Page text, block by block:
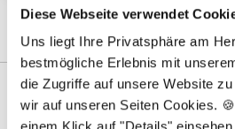
Diese Webseite verwendet
Uns liegt Ihre Privatsphäre am
bestmögliche Erlebnis mit
die Zugriffe auf unsere Website
wir auf unseren Seiten Cookies.